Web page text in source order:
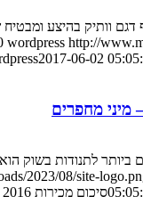
wordpress http://
2017-06-02
ביותר לתנודות בשוק
2023/08/site-
סיכום מכירות 2016 – מיני מחפרים